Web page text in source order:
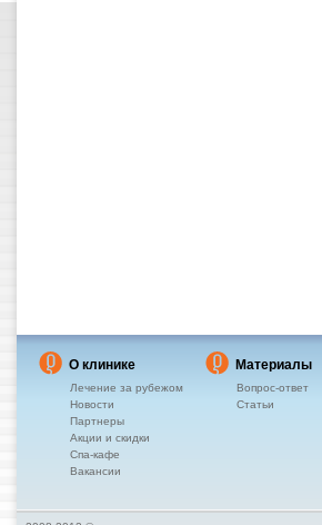
О клинике
Лечение за рубежом
Новости
Партнеры
Акции и скидки
Спа-кафе
Вакансии
Материалы
Вопрос-ответ
Статьи